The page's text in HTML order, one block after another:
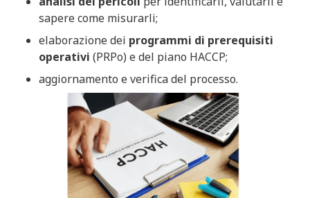
sapere come misurarli;
elaborazione dei programmi di prerequisiti
operativi (PRPo) e del piano HACCP;
aggiornamento e verifica del processo.